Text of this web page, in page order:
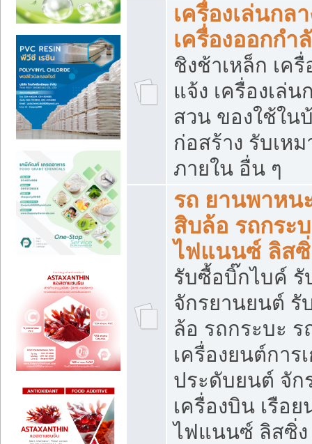
เครื่องเล่นกล
เครื่องออกกำ
ชิงช้าเหล็ก เค
แจ้ง เครื่องเล่น
สวน ของใช้ใน
ก่อสร้าง รับเห
ภายใน อื่น ๆ
รถ ยานพาหน
สิบล้อ รถกระ
ไฟแนนซ์ ลิส
รับซื้อบิ๊กไบค์
จักรยานยนต์ รั
ล้อ รถกระบะ
เครื่องยนต์การ
ประดับยนต์ จัก
เครื่องบิน เรือ
ไฟแนนซ์ ลิสซิ่ง